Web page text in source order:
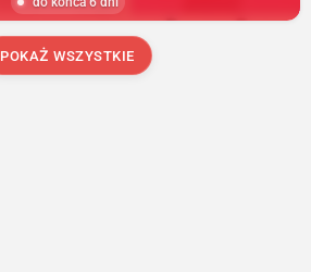
POKAŻ WSZYSTKIE